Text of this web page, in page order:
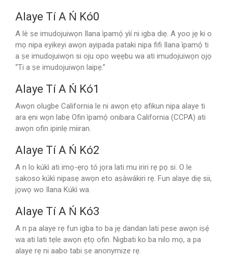
Alaye Tí A Ń Kó0
A lè ṣe imudojuiwọn Ilana ìpamọ́ yìí ni igba diẹ. A yoo jẹ ki o
mọ nipa eyikeyi awọn ayipada pataki nipa fifi Ilana ìpamọ́ ti
a ṣe imudojuiwọn si oju opo wẹẹbu wa ati imudojuiwọn ọjọ
“Ti a ṣe imudojuiwọn laipẹ.”
Alaye Tí A Ń Kó1
Awọn olugbe California le ni awọn ẹtọ afikun nipa alaye ti
ara ẹni wọn labẹ Ofin ìpamọ́ onibara California (CCPA) ati
awọn ofin ipinlẹ miiran.
Alaye Tí A Ń Kó2
A n lo kúkì ati imọ-ẹrọ tó jọra lati mu iriri rẹ pọ si. O le
ṣakoso kúkì nipasẹ awọn eto aṣàwákiri rẹ. Fun alaye diẹ sii,
jọwọ wo Ilana Kúkì wa.
Alaye Tí A Ń Kó3
A n pa alaye rẹ fun igba to ba jẹ dandan lati pese awọn iṣẹ́
wa ati lati tẹle awọn ẹtọ ofin. Nigbati ko ba nilo mọ, a pa
alaye rẹ ni aabo tabi ṣe anonymize rẹ.